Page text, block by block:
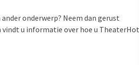
onderwerp? Neem dan gerust
vindt u informatie over hoe u